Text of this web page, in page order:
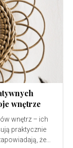
wnętrze
wnętrz – ich
praktycznie
że...